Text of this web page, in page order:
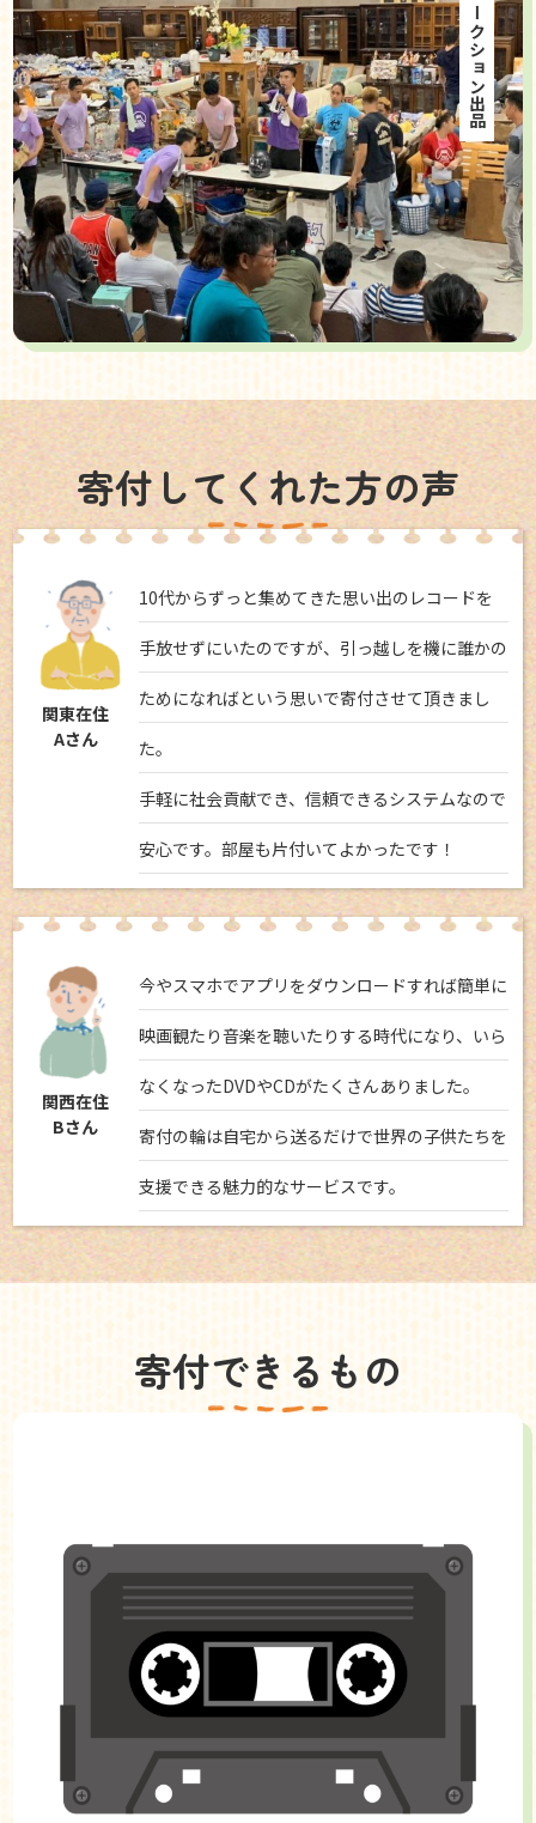
海外オークション出品
寄付してくれた方の声
関東在住
Aさん
10代からずっと集めてきた思い出のレコードを
手放せずにいたのですが、引っ越しを機に誰かの
ためになればという思いで寄付させて頂きまし
た。
手軽に社会貢献でき、信頼できるシステムなので
安心です。部屋も片付いてよかったです！
関西在住
Bさん
今やスマホでアプリをダウンロードすれば簡単に
映画観たり音楽を聴いたりする時代になり、いら
なくなったDVDやCDがたくさんありました。
寄付の輪は自宅から送るだけで世界の子供たちを
支援できる魅力的なサービスです。
寄付できるもの